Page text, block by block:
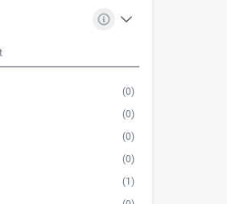
(0)
(0)
(0)
(0)
(1)